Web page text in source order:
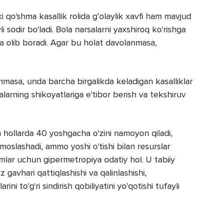
kasallik rolida g’olaylik xavfi ham mavjud
sodir bo'ladi. Bola narsalarni yaxshiroq ko'rishga
olib boradi. Agar bu holat davolanmasa,
unda barcha birgalikda keladigan kasalliklar
shikoyatlariga e'tibor berish va tekshiruv
40 yoshgacha o'zini namoyon qiladi,
ammo yoshi o'tishi bilan resurslar
uchun gipermetropiya odatiy hol. U tabiiy
gavhari qattiqlashishi va qalinlashishi,
to'g'ri sindirish qobiliyatini yo'qotishi tufayli